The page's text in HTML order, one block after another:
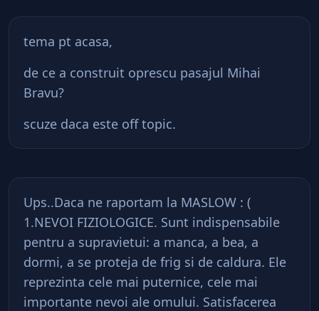
tema pt acasa,
de ce a construit oprescu pasajul Mihai
Bravu?
scuze daca este off topic.
Ups..Daca ne raportam la MASLOW : (
1.NEVOI FIZIOLOGICE. Sunt indispensabile
pentru a supravietui: a manca, a bea, a
dormi, a se proteja de frig si de caldura. Ele
reprezinta cele mai puternice, cele mai
importante nevoi ale omului. Satisfacerea